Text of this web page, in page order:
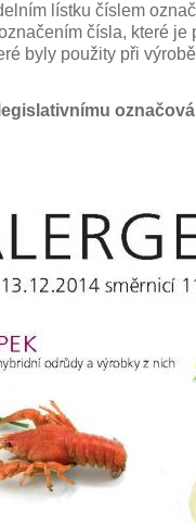
lístku číslem
čísla, které
byly použity při